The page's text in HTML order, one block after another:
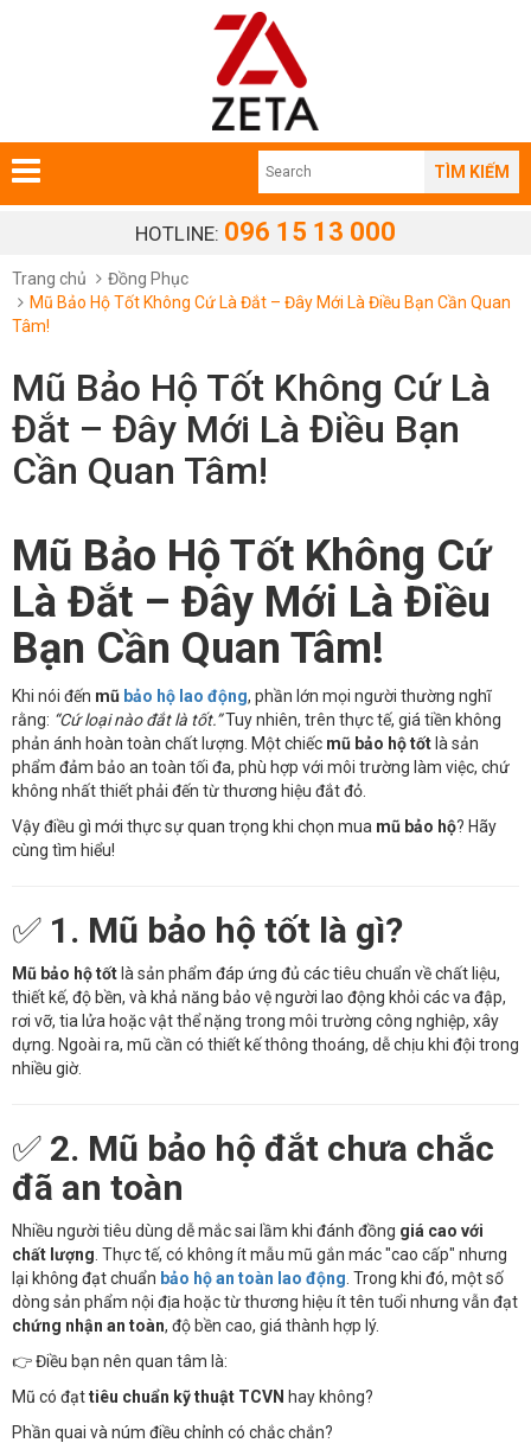
TÌM KIẾM
HOTLINE: 096 15 13 000
Trang chủ
Đồng Phục
Mũ Bảo Hộ Tốt Không Cứ Là Đắt – Đây Mới Là Điều Bạn Cần Quan
Tâm!
Mũ Bảo Hộ Tốt Không Cứ Là
Đắt – Đây Mới Là Điều Bạn
Cần Quan Tâm!
Mũ Bảo Hộ Tốt Không Cứ
Là Đắt – Đây Mới Là Điều
Bạn Cần Quan Tâm!
Khi nói đến mũ bảo hộ lao động, phần lớn mọi người thường nghĩ
rằng: “Cứ loại nào đắt là tốt.”Tuy nhiên, trên thực tế, giá tiền không
phản ánh hoàn toàn chất lượng. Một chiếc mũ bảo hộ tốt là sản
phẩm đảm bảo an toàn tối đa, phù hợp với môi trường làm việc, chứ
không nhất thiết phải đến từ thương hiệu đắt đỏ.
Vậy điều gì mới thực sự quan trọng khi chọn mua mũ bảo hộ? Hãy
cùng tìm hiểu!
✅ 1. Mũ bảo hộ tốt là gì?
Mũ bảo hộ tốt là sản phẩm đáp ứng đủ các tiêu chuẩn về chất liệu,
thiết kế, độ bền, và khả năng bảo vệ người lao động khỏi các va đập,
rơi vỡ, tia lửa hoặc vật thể nặng trong môi trường công nghiệp, xây
dựng. Ngoài ra, mũ cần có thiết kế thông thoáng, dễ chịu khi đội trong
nhiều giờ.
✅ 2. Mũ bảo hộ đắt chưa chắc
đã an toàn
Nhiều người tiêu dùng dễ mắc sai lầm khi đánh đồng giá cao với
chất lượng . Thực tế, có không ít mẫu mũ gắn mác "cao cấp" nhưng
lại không đạt chuẩn bảo hộ an toàn lao động . Trong khi đó, một số
dòng sản phẩm nội địa hoặc từ thương hiệu ít tên tuổi nhưng vẫn đạt
chứng nhận an toàn, độ bền cao, giá thành hợp lý.
👉 Điều bạn nên quan tâm là:
Mũ có đạttiêu chuẩn kỹ thuật TCVN hay không?
Phần quai và núm điều chỉnh có chắc chắn?